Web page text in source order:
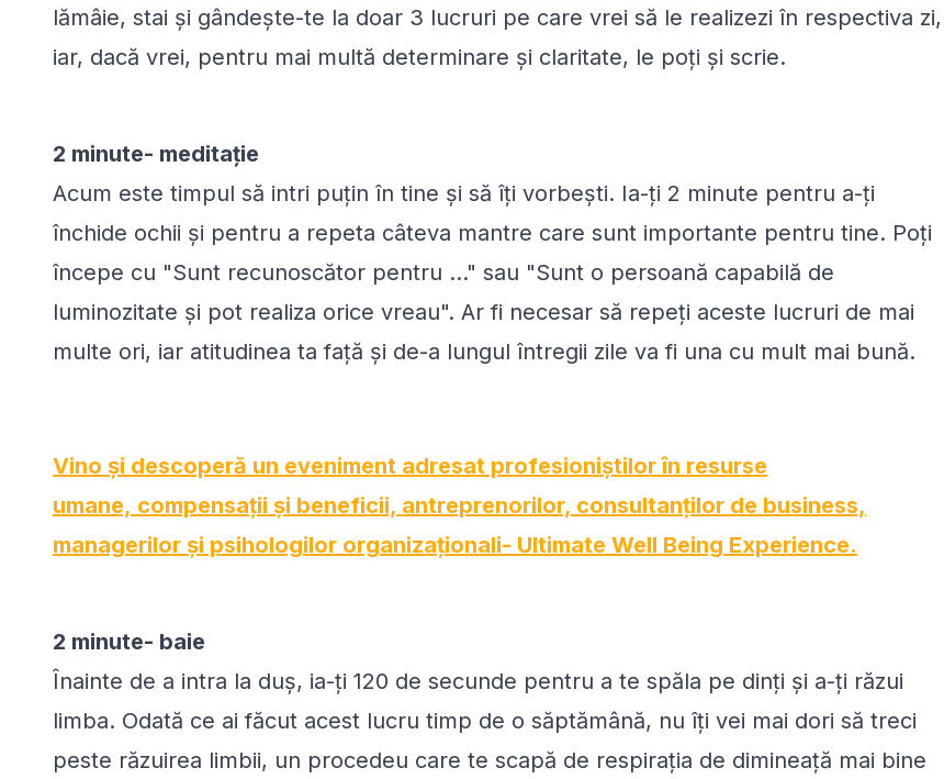
lămâie, stai și gândește-te la doar 3 lucruri pe care vrei să le realizezi în respectiva zi,
iar, dacă vrei, pentru mai multă determinare și claritate, le poți și scrie.
2 minute- meditație
Acum este timpul să intri puțin în tine și să îți vorbești. Ia-ți 2 minute pentru a-ți
închide ochii și pentru a repeta câteva mantre care sunt importante pentru tine. Poți
începe cu "Sunt recunoscător pentru ..." sau "Sunt o persoană capabilă de
luminozitate și pot realiza orice vreau". Ar fi necesar să repeți aceste lucruri de mai
multe ori, iar atitudinea ta față și de-a lungul întregii zile va fi una cu mult mai bună.
Vino și descoperă un eveniment adresat profesioniștilor în resurse
umane, compensații și beneficii, antreprenorilor, consultanților de business,
managerilor și psihologilor organizaționali- Ultimate Well Being Experience.
2 minute- baie
Înainte de a intra la duș, ia-ți 120 de secunde pentru a te spăla pe dinți și a-ți răzui
limba. Odată ce ai făcut acest lucru timp de o săptămână, nu îți vei mai dori să treci
peste răzuirea limbii, un procedeu care te scapă de respirația de dimineață mai bine